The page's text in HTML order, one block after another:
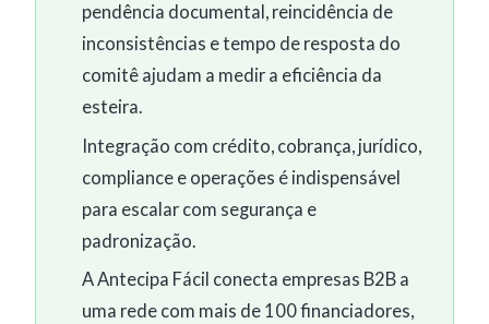
pendência documental, reincidência de
inconsistências e tempo de resposta do
comitê ajudam a medir a eficiência da
esteira.
Integração com crédito, cobrança, jurídico,
compliance e operações é indispensável
para escalar com segurança e
padronização.
A Antecipa Fácil conecta empresas B2B a
uma rede com mais de 100 financiadores,